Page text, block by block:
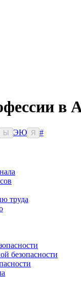
в
Ы ЭЮ Я
#
труда
безопасности